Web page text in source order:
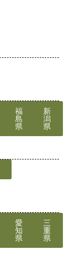
福
島
県
新
潟
県
愛
知
県
三
重
県